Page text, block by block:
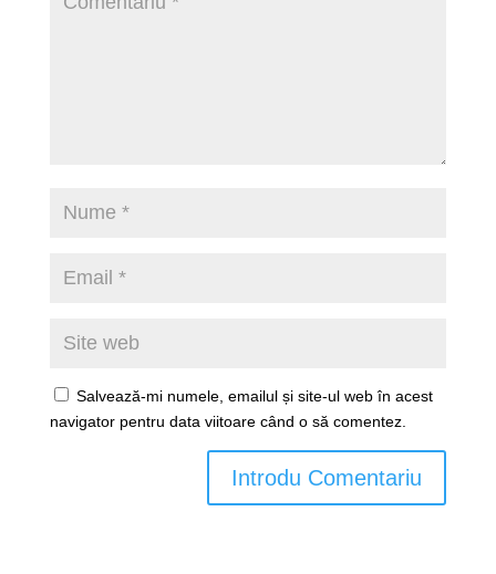
Salvează-mi numele, emailul și site-ul web în acest
navigator pentru data viitoare când o să comentez.